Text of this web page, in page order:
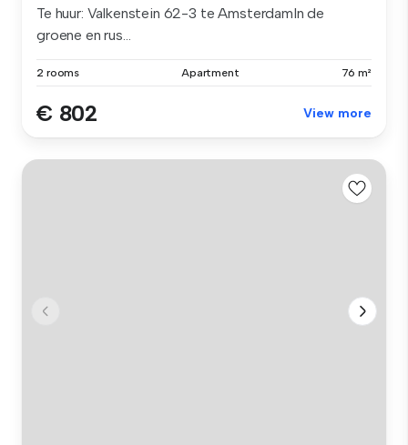
Te huur: Valkenstein 62-3 te AmsterdamIn de
groene en rus...
2 rooms Apartment 76 m²
€ 802 View more